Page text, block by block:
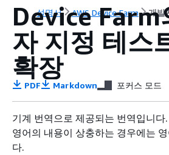
설명서 AWS Device Farm 개발
Device Farm
자 지정 테스
확장
PDF Markdown 포커스 모드
기계 번역으로 제공되는 번역입니다
영어의 내용이 상충하는 경우에는
다.